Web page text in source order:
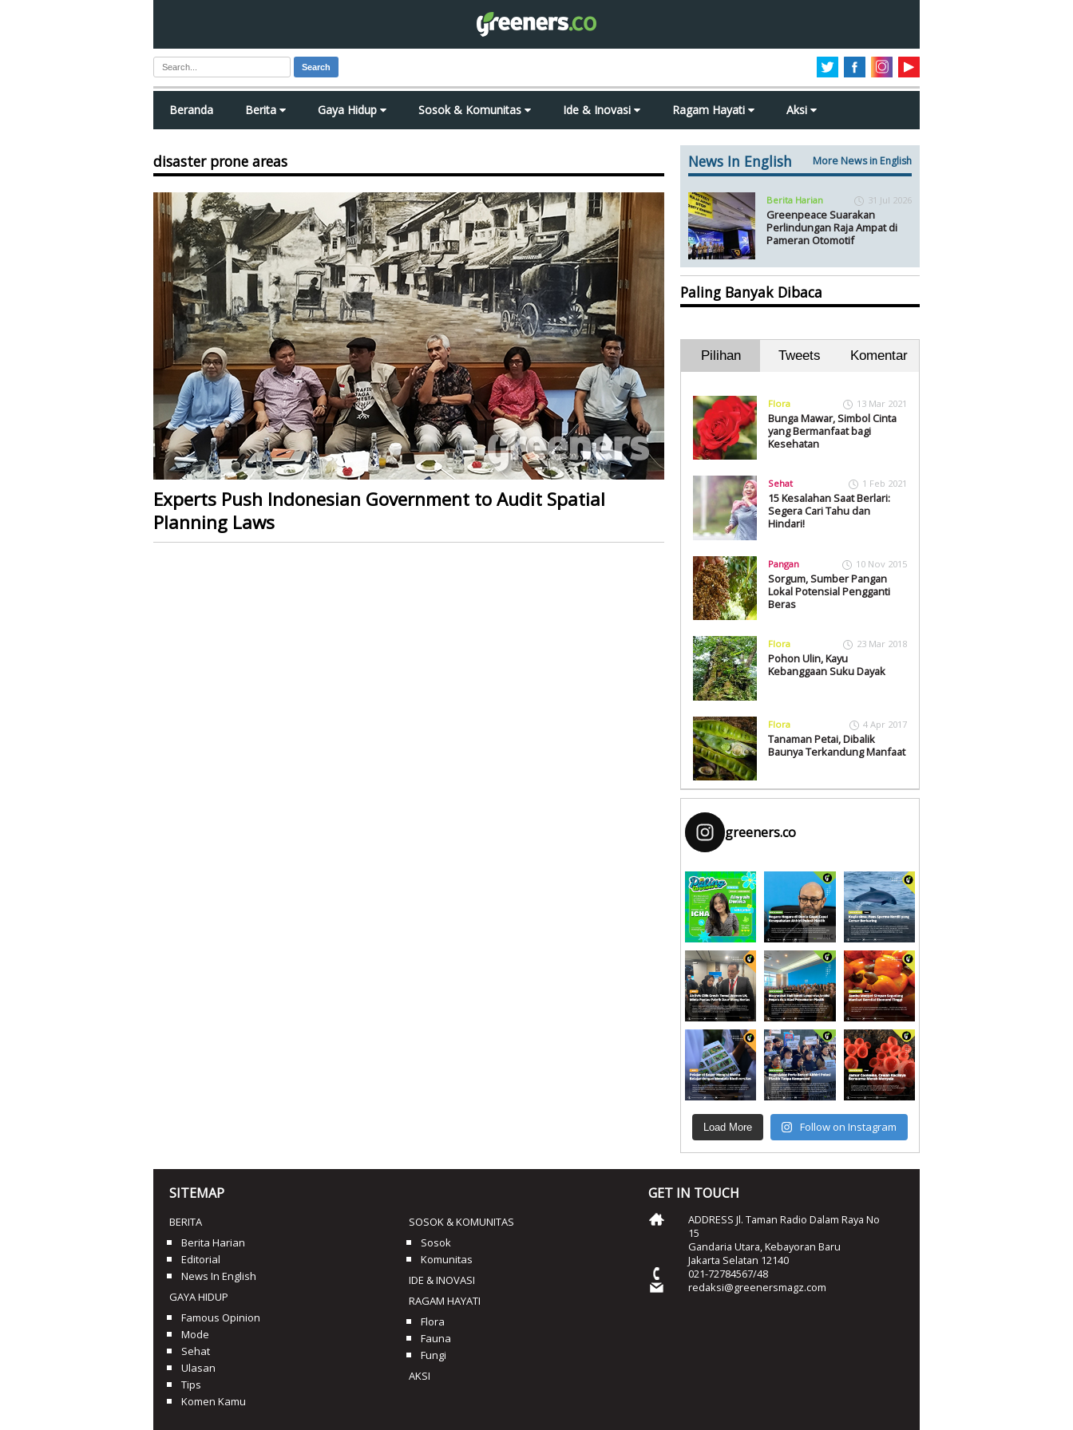
Search
Beranda Berita Gaya Hidup Sosok & Komunitas Ide & Inovasi Ragam Hayati Aksi
disaster prone areas
Experts Push Indonesian Government to Audit Spatial
Planning Laws
News In English More News in English
Berita Harian 31 Jul 2026
Greenpeace Suarakan
Perlindungan Raja Ampat di
Pameran Otomotif
Paling Banyak Dibaca
Pilihan Tweets Komentar
Flora 13 Mar 2021
Bunga Mawar, Simbol Cinta
yang Bermanfaat bagi
Kesehatan
Sehat 1 Feb 2021
15 Kesalahan Saat Berlari:
Segera Cari Tahu dan
Hindari!
Pangan 10 Nov 2015
Sorgum, Sumber Pangan
Lokal Potensial Pengganti
Beras
Flora 23 Mar 2018
Pohon Ulin, Kayu
Kebanggaan Suku Dayak
Flora 4 Apr 2017
Tanaman Petai, Dibalik
Baunya Terkandung Manfaat
greeners.co
Load More Follow on Instagram
SITEMAP
BERITA
Berita Harian
Editorial
News In English
GAYA HIDUP
Famous Opinion
Mode
Sehat
Ulasan
Tips
Komen Kamu
SOSOK & KOMUNITAS
Sosok
Komunitas
IDE & INOVASI
RAGAM HAYATI
Flora
Fauna
Fungi
AKSI
GET IN TOUCH
ADDRESS Jl. Taman Radio Dalam Raya No
15
Gandaria Utara, Kebayoran Baru
Jakarta Selatan 12140
021-72784567/48
redaksi@greenersmagz.com